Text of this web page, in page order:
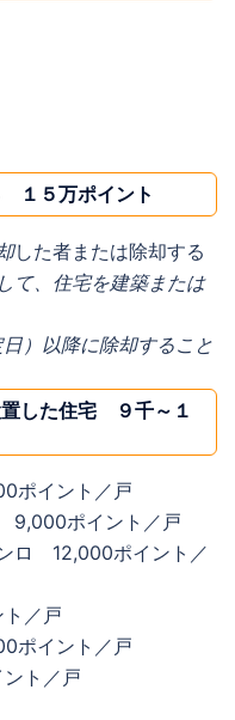
１５万ポイント
した者または除却する
て、住宅を建築または
）以降に除却すること
した住宅 ９千～１
ポイント／戸
9,000ポイント／戸
ロ 12,000ポイント／
／戸
ポイント／戸
ト／戸